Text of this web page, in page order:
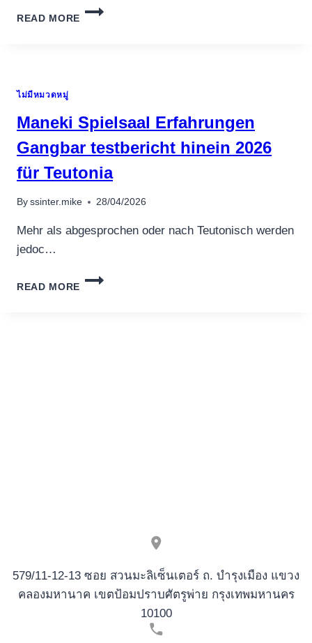
READ MORE
BETTER
IN
THE
WORLD
7
ไม่มีหมวดหมู่
Maneki Spielsaal Erfahrungen
Gangbar testbericht hinein 2026
für Teutonia
By ssinter.mike 28/04/2026
Mehr als abgesprochen oder nach Teutonisch werden
jedoc…
READ MORE
MANEKI
579/11-12-13 ซอย สวนมะลิเซ็นเตอร์ ถ. บำรุงเมือง แขวง
คลองมหานาค เขตป้อมปราบศัตรูพ่าย กรุงเทพมหานคร
10100